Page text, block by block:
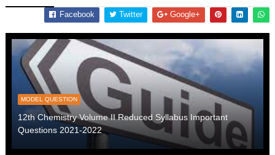
Facebook Twitter Google+
MODEL QUESTION
12th Chemistry Volume II Reduced Syllabus Important
Questions 2021-2022